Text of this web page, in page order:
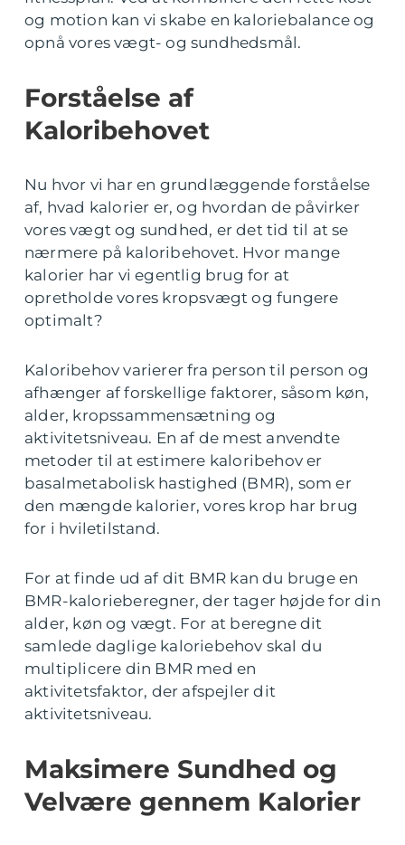
og motion kan vi skabe en kaloriebalance og
opnå vores vægt- og sundhedsmål.
Forståelse af
Kaloribehovet
Nu hvor vi har en grundlæggende forståelse
af, hvad kalorier er, og hvordan de påvirker
vores vægt og sundhed, er det tid til at se
nærmere på kaloribehovet. Hvor mange
kalorier har vi egentlig brug for at
opretholde vores kropsvægt og fungere
optimalt?
Kaloribehov varierer fra person til person og
afhænger af forskellige faktorer, såsom køn,
alder, kropssammensætning og
aktivitetsniveau. En af de mest anvendte
metoder til at estimere kaloribehov er
basalmetabolisk hastighed (BMR), som er
den mængde kalorier, vores krop har brug
for i hviletilstand.
For at finde ud af dit BMR kan du bruge en
BMR-kalorieberegner, der tager højde for din
alder, køn og vægt. For at beregne dit
samlede daglige kaloriebehov skal du
multiplicere din BMR med en
aktivitetsfaktor, der afspejler dit
aktivitetsniveau.
Maksimere Sundhed og
Velvære gennem Kalorier